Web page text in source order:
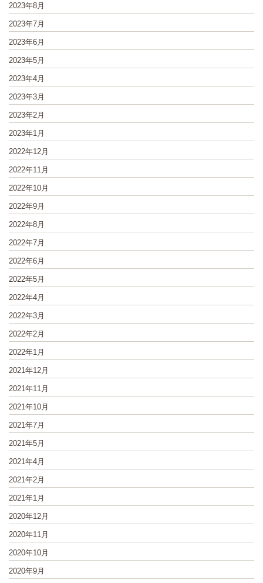
2023年8月
2023年7月
2023年6月
2023年5月
2023年4月
2023年3月
2023年2月
2023年1月
2022年12月
2022年11月
2022年10月
2022年9月
2022年8月
2022年7月
2022年6月
2022年5月
2022年4月
2022年3月
2022年2月
2022年1月
2021年12月
2021年11月
2021年10月
2021年7月
2021年5月
2021年4月
2021年2月
2021年1月
2020年12月
2020年11月
2020年10月
2020年9月